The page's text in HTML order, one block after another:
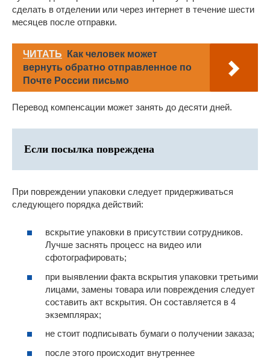
сделать в отделении или через интернет в течение шести
месяцев после отправки.
ЧИТАТЬ
Как человек может
вернуть обратно отправленное по
Почте России письмо
Перевод компенсации может занять до десяти дней.
Если посылка повреждена
При повреждении упаковки следует придерживаться
следующего порядка действий:
вскрытие упаковки в присутствии сотрудников.
Лучше заснять процесс на видео или
сфотографировать;
при выявлении факта вскрытия упаковки третьими
лицами, замены товара или повреждения следует
составить акт вскрытия. Он составляется в 4
экземплярах;
не стоит подписывать бумаги о получении заказа;
после этого происходит внутреннее